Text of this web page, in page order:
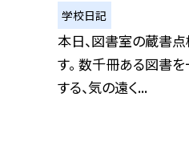
学校日記
本日、図書室の蔵書
す。 数千冊ある図書
する、気の遠く...